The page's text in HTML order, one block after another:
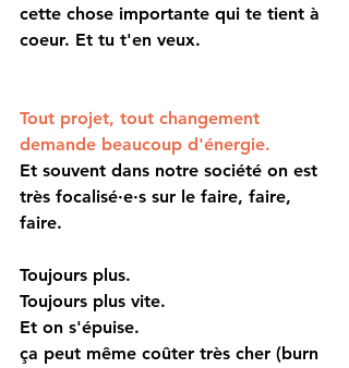
cette chose importante qui te tient à
coeur. Et tu t'en veux.
Tout projet, tout changement
demande beaucoup d'énergie.
Et souvent dans notre société on est
très focalisé·e·s sur le faire, faire,
faire.
Toujours plus.
Toujours plus vite.
Et on s'épuise.
ça peut même coûter très cher (burn